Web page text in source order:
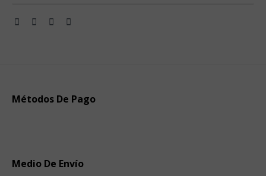
Métodos De Pago
Medio De Envío